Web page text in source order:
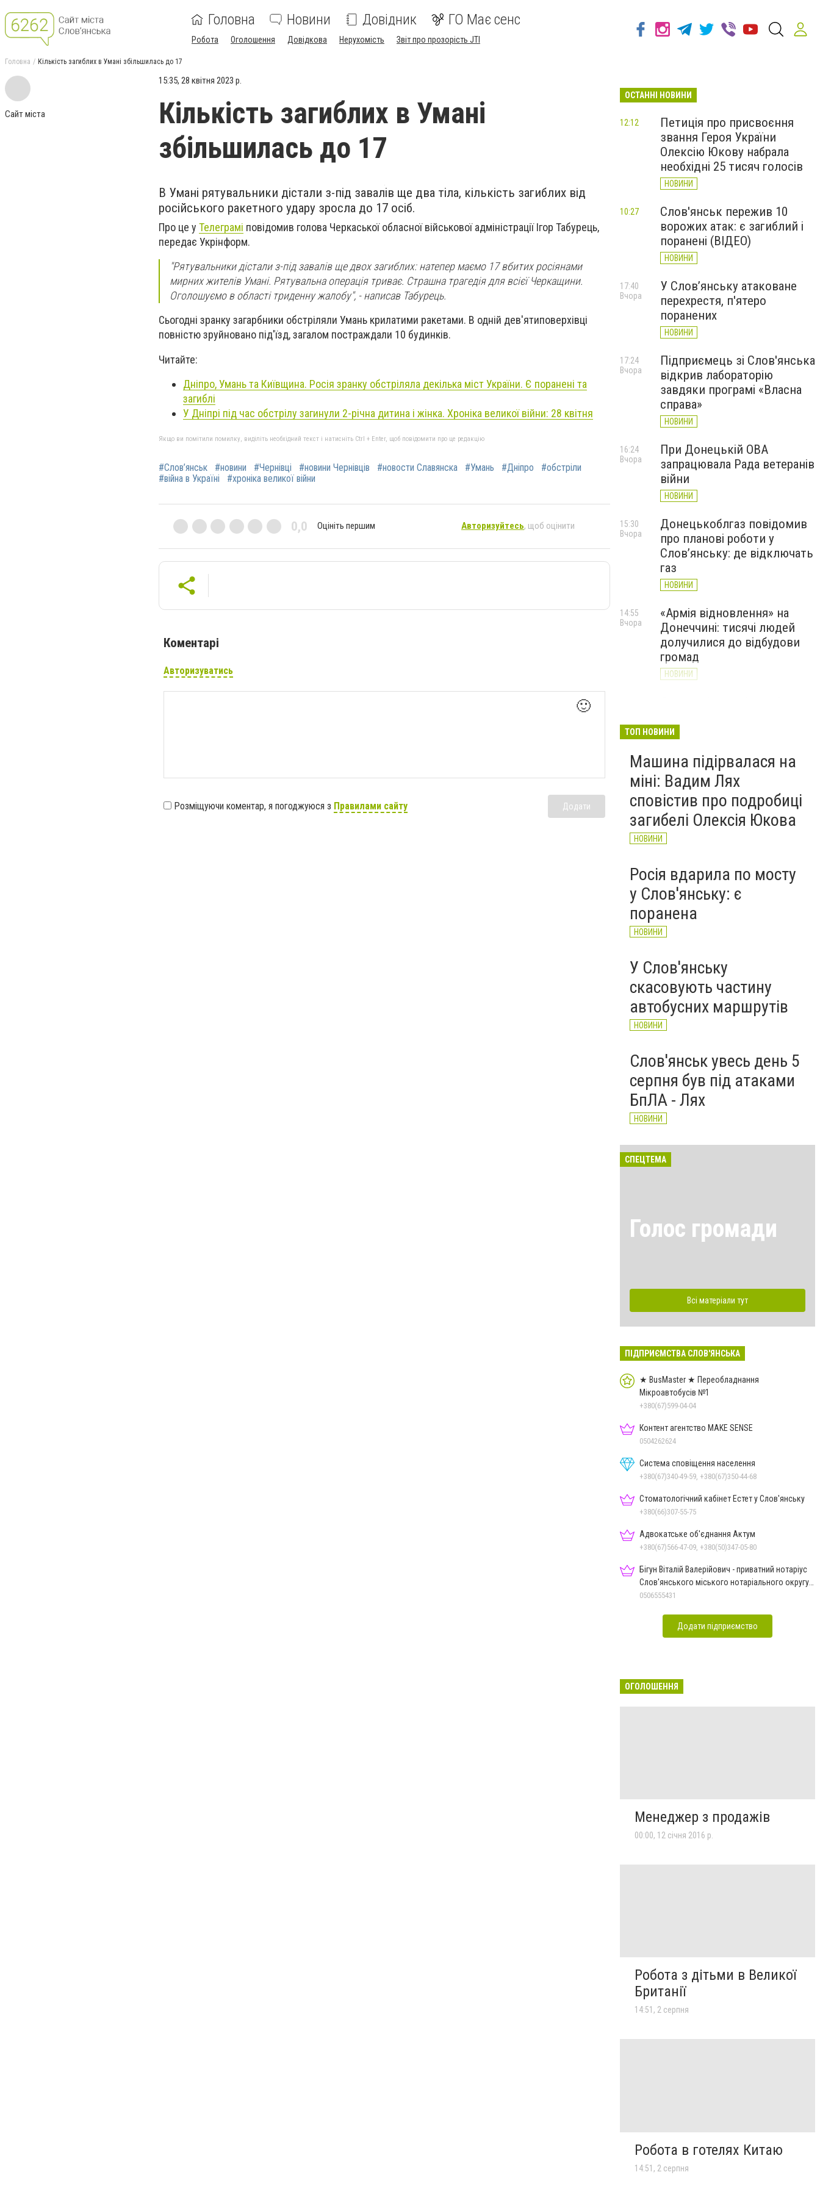
Головна Новини Довідник ГО Має сенс
Робота Оголошення Довідкова Нерухомість Звіт про прозорість JTI
Головна Кількість загиблих в Умані збільшилась до 17
Сайт міста
15:35, 28 квітня 2023 р.
Кількість загиблих в Умані
збільшилась до 17
В Умані рятувальники дістали з-під завалів ще два тіла, кількість загиблих від
російського ракетного удару зросла до 17 осіб.
Про це у Телеграмі повідомив голова Черкаської обласної військової адміністрації Ігор Табурець,
передає Укрінформ.
"Рятувальники дістали з-під завалів ще двох загиблих: натепер маємо 17 вбитих росіянами
мирних жителів Умані. Рятувальна операція триває. Страшна трагедія для всієї Черкащини.
Оголошуємо в області триденну жалобу", - написав Табурець.
Сьогодні зранку загарбники обстріляли Умань крилатими ракетами. В одній дев'ятиповерхівці
повністю зруйновано під'їзд, загалом постраждали 10 будинків.
Читайте:
Дніпро, Умань та Київщина. Росія зранку обстріляла декілька міст України. Є поранені та
загиблі
У Дніпрі під час обстрілу загинули 2-річна дитина і жінка. Хроніка великої війни: 28 квітня
Якщо ви помітили помилку, виділіть необхідний текст і натисніть Ctrl + Enter, щоб повідомити про це редакцію
#Слов’янськ #новини #Чернівці #новини Чернівців #новости Славянска #Умань #Дніпро
#обстріли
#війна в Україні
#хроніка великої війни
0,0 Оцініть першим Авторизуйтесь, щоб оцінити
Коментарі
Авторизуватись
🙂
Розміщуючи коментар, я погоджуюся з Правилами сайту Додати
ОСТАННІ НОВИНИ
Петиція про присвоєння
звання Героя України
Олексію Юкову набрала
необхідні 25 тисяч голосів
НОВИНИ
12:12
Слов'янськ пережив 10
ворожих атак: є загиблий і
поранені (ВІДЕО)
НОВИНИ
10:27
У Слов’янську атаковане
перехрестя, п'ятеро
поранених
НОВИНИ
17:40
Вчора
Підприємець зі Слов'янська
відкрив лабораторію
завдяки програмі «Власна
справа»
НОВИНИ
17:24
Вчора
При Донецькій ОВА
запрацювала Рада ветеранів
війни
НОВИНИ
16:24
Вчора
Донецькоблгаз повідомив
про планові роботи у
Слов’янську: де відключать
газ
НОВИНИ
15:30
Вчора
«Армія відновлення» на
Донеччині: тисячі людей
долучилися до відбудови
громад
НОВИНИ
14:55
Вчора
працюють на Донеччині
НОВИНИ
ТОП НОВИНИ
Машина підірвалася на
міні: Вадим Лях
сповістив про подробиці
загибелі Олексія Юкова
НОВИНИ
Росія вдарила по мосту
у Слов'янську: є
поранена
НОВИНИ
У Слов'янську
скасовують частину
автобусних маршрутів
НОВИНИ
Слов'янськ увесь день 5
серпня був під атаками
БпЛА - Лях
НОВИНИ
СПЕЦТЕМА
Голос громади
Всі матеріали тут
ПІДПРИЄМСТВА СЛОВ'ЯНСЬКА
★ BusMaster ★ Переобладнання
Мікроавтобусів №1
+380(67)599-04-04
Контент агентство MAKE SENSE
0504262624
Система сповіщення населення
+380(67)340-49-59, +380(67)350-44-68
Стоматологічний кабінет Естет у Слов'янську
+380(66)307-55-75
Адвокатське об'єднання Актум
+380(67)566-47-09, +380(50)347-05-80
Бігун Віталій Валерійович - приватний нотаріус
Слов'янського міського нотаріального округу
Дон.обл.
0506555431
Додати підприємство
ОГОЛОШЕННЯ
Менеджер з продажів
00:00, 12 січня 2016 р.
Робота з дітьми в Великої
Британії
14:51, 2 серпня
Робота в готелях Китаю
14:51, 2 серпня